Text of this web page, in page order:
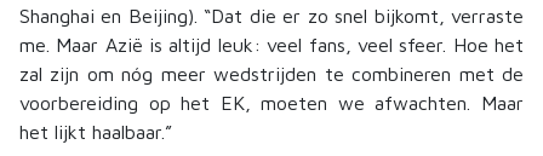
Shanghai en Beijing). “Dat die er zo snel bijkomt, verraste
me. Maar Azië is altijd leuk: veel fans, veel sfeer. Hoe het
zal zijn om nóg meer wedstrijden te combineren met de
voorbereiding op het EK, moeten we afwachten. Maar
het lijkt haalbaar.”